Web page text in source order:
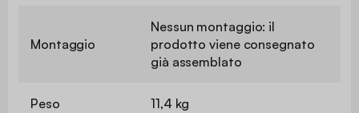
Montaggio
Nessun montaggio: il
prodotto viene consegnato
già assemblato
Peso 11,4 kg